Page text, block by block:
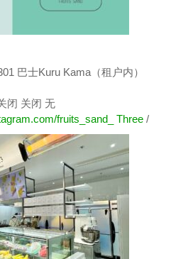
巴士Kuru Kama（租户内）
闭 关闭 无
fruits_sand_ Three /